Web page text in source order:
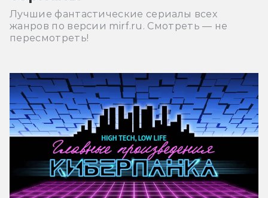
Лучшие фантастические сериалы всех
жанров по версии mirf.ru. Смотреть — не
пересмотреть!